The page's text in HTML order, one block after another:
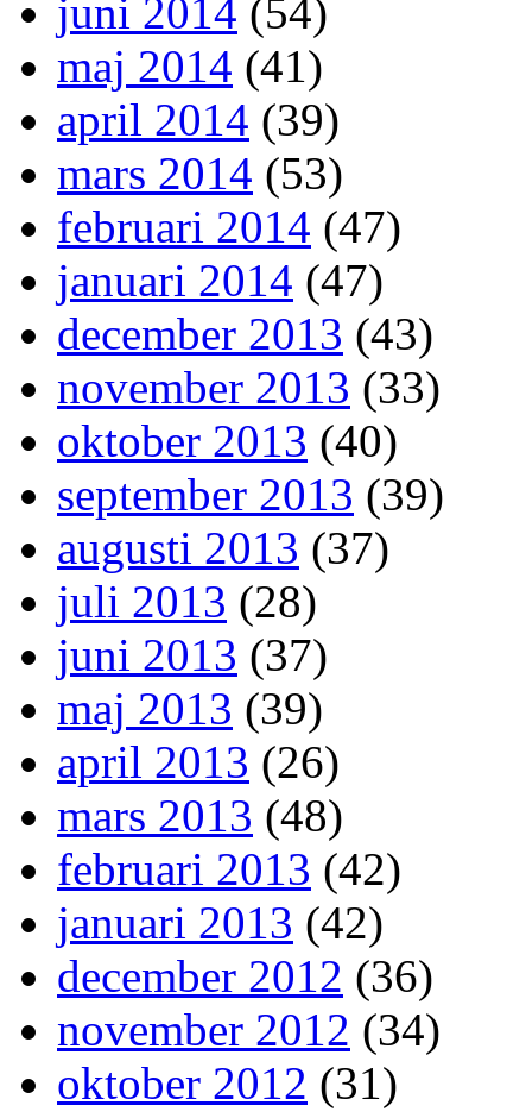
juni 2014 (54)
maj 2014 (41)
april 2014 (39)
mars 2014 (53)
februari 2014 (47)
januari 2014 (47)
december 2013 (43)
november 2013 (33)
oktober 2013 (40)
september 2013 (39)
augusti 2013 (37)
juli 2013 (28)
juni 2013 (37)
maj 2013 (39)
april 2013 (26)
mars 2013 (48)
februari 2013 (42)
januari 2013 (42)
december 2012 (36)
november 2012 (34)
oktober 2012 (31)